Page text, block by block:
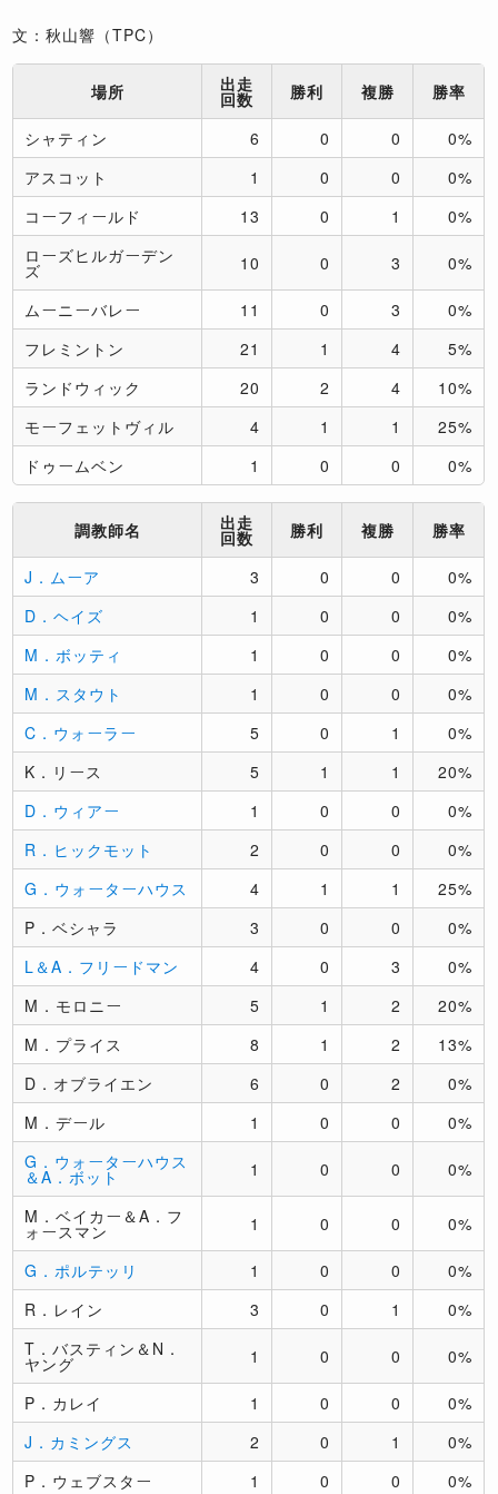
文：秋山響（TPC）
場所 出走
回数 勝利 複勝 勝率
シャティン 6 0 0
0%
アスコット
1 0 0
0%
コーフィールド
13 0 1
0%
ローズヒルガーデン
ズ 10 0 3 0%
ムーニーバレー 11 0 3
0%
フレミントン
21 1 4
5%
ランドウィック
20 2 4
10%
モーフェットヴィル
4 1 1
25%
ドゥームベン
1 0 0 0%
調教師名 出走
回数 勝利 複勝 勝率
J．ムーア 3 0 0
0%
D．ヘイズ
1 0 0
0%
M．ボッティ
1 0 0
0%
M．スタウト
1 0 0
0%
C．ウォーラー
5 0 1
0%
K．リース
5 1 1
20%
D．ウィアー
1 0 0
0%
R．ヒックモット
2 0 0
0%
G．ウォーターハウス
4 1 1
25%
P．ベシャラ
3 0 0
0%
L＆A．フリードマン
4 0 3
0%
M．モロニー
5 1 2
20%
M．プライス
8 1 2
13%
D．オブライエン
6 0 2
0%
M．デール
1 0 0
0%
G．ウォーターハウス
＆A．ボット 1 0 0 0%
M．ベイカー＆A．フ
ォースマン 1 0 0 0%
G．ポルテッリ 1 0 0
0%
R．レイン
3 0 1
0%
T．バスティン＆N．
ヤング 1 0 0 0%
P．カレイ 1 0 0
0%
J．カミングス
2 0 1
0%
P．ウェブスター
1 0 0 0%